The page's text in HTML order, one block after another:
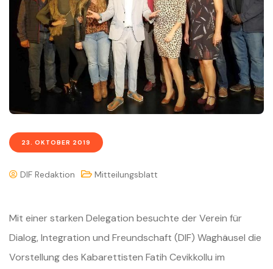
23. OKTOBER 2019
DIF Redaktion Mitteilungsblatt
Mit einer starken Delegation besuchte der Verein für
Dialog, Integration und Freundschaft (DIF) Waghäusel die
Vorstellung des Kabarettisten Fatih Cevikkollu im